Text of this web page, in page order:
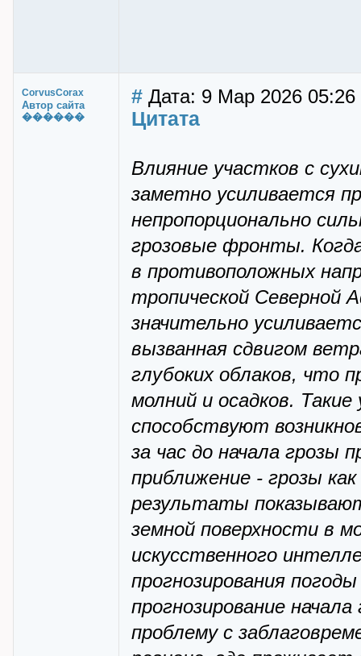
CorvusCorax
Автор сайта
������
# Дата: 9 Мар 2026 05:26
Цитата
Влияние участков с
заметно усиливается
непропорционально
грозовые фронты.
в противоположных
тропической Северной
значительно
вызванная сдвигом
глубоких облаков, что
молний и осадков.
способствуют
за час до начала грозы
приближение - грозы
результаты
земной поверхности в
искусственного
прогнозирования
прогнозирование
проблему с